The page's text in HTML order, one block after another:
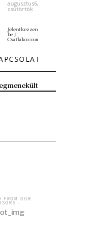
augusztus6,
csütörtök
Jelentkezzen
be /
Csatlakozzon
FROM OUR
-